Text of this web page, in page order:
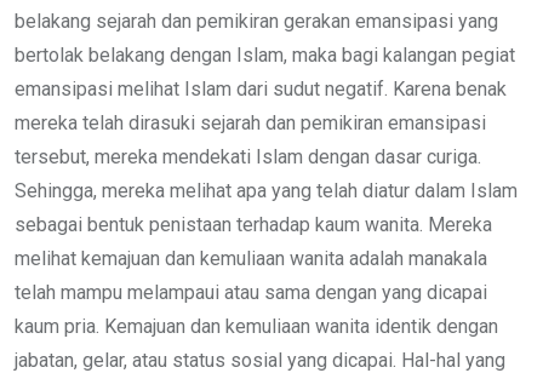
belakang sejarah dan pemikiran gerakan emansipasi yang
bertolak belakang dengan Islam, maka bagi kalangan pegiat
emansipasi melihat Islam dari sudut negatif. Karena benak
mereka telah dirasuki sejarah dan pemikiran emansipasi
tersebut, mereka mendekati Islam dengan dasar curiga.
Sehingga, mereka melihat apa yang telah diatur dalam Islam
sebagai bentuk penistaan terhadap kaum wanita. Mereka
melihat kemajuan dan kemuliaan wanita adalah manakala
telah mampu melampaui atau sama dengan yang dicapai
kaum pria. Kemajuan dan kemuliaan wanita identik dengan
jabatan, gelar, atau status sosial yang dicapai. Hal-hal yang